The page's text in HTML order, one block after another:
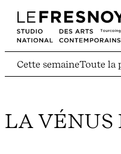
Cette semaineToute la
LA VÉNUS